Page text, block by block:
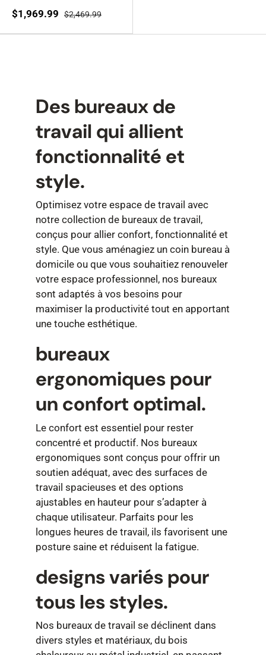
$1,969.99
$2,469.99
Des bureaux de
travail qui allient
fonctionnalité et
style.
Optimisez votre espace de travail avec
notre collection de bureaux de travail,
conçus pour allier confort, fonctionnalité et
style. Que vous aménagiez un coin bureau à
domicile ou que vous souhaitiez renouveler
votre espace professionnel, nos bureaux
sont adaptés à vos besoins pour
maximiser la productivité tout en apportant
une touche esthétique.
bureaux
ergonomiques pour
un confort optimal.
Le confort est essentiel pour rester
concentré et productif. Nos bureaux
ergonomiques sont conçus pour offrir un
soutien adéquat, avec des surfaces de
travail spacieuses et des options
ajustables en hauteur pour s’adapter à
chaque utilisateur. Parfaits pour les
longues heures de travail, ils favorisent une
posture saine et réduisent la fatigue.
designs variés pour
tous les styles.
Nos bureaux de travail se déclinent dans
divers styles et matériaux, du bois